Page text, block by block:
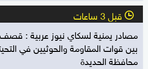
l قبل 3 ساعات
مصادر يمنية لسكاي نيوز عربية :
بين قوات المقاومة والحوثيين في
محافظة الحديدة